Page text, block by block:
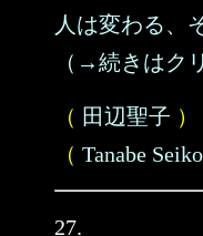
人は変わる
（→続きはク
（ 田辺聖子 ）
（ Tanabe Seiko
27.